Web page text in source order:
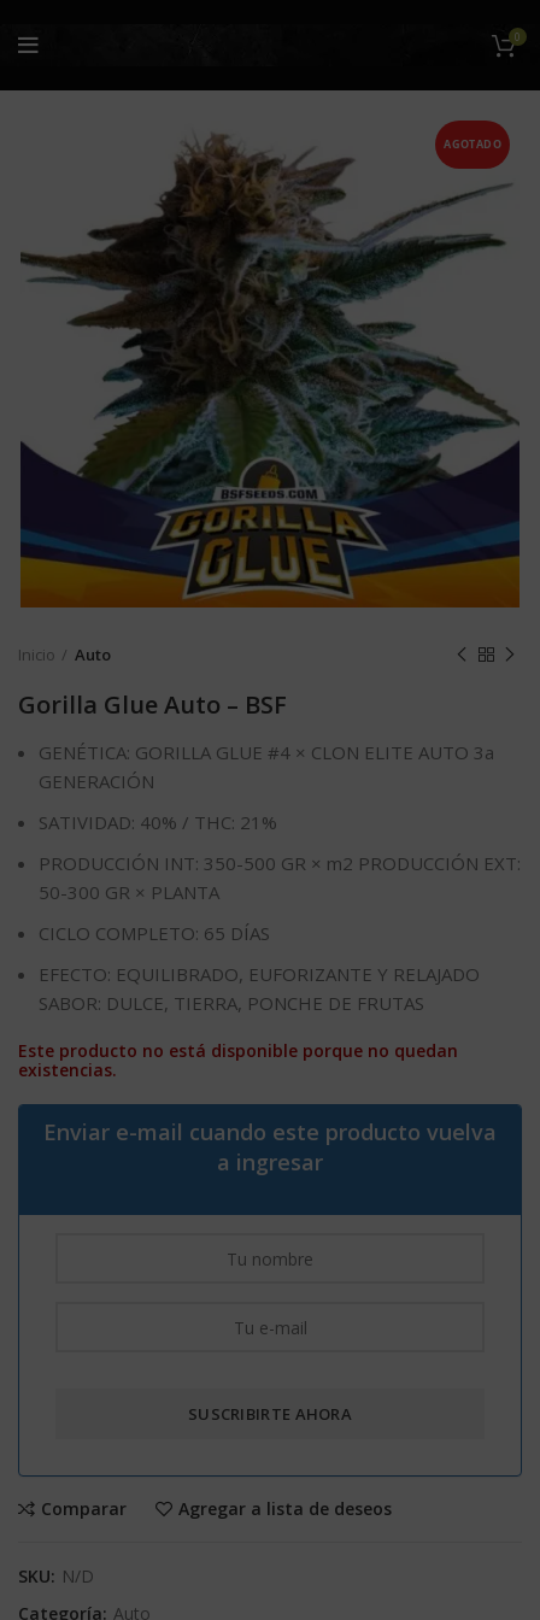
0
AGOTADO
Inicio Auto
Gorilla Glue Auto – BSF
GENÉTICA: GORILLA GLUE #4 × CLON ELITE AUTO 3a
GENERACIÓN
SATIVIDAD: 40% / THC: 21%
PRODUCCIÓN INT: 350-500 GR × m2 PRODUCCIÓN EXT:
50-300 GR × PLANTA
CICLO COMPLETO: 65 DÍAS
EFECTO: EQUILIBRADO, EUFORIZANTE Y RELAJADO
SABOR: DULCE, TIERRA, PONCHE DE FRUTAS
Este producto no está disponible porque no quedan
existencias.
Enviar e-mail cuando este producto vuelva
a ingresar
Comparar Agregar a lista de deseos
SKU: N/D
Categoría: Auto